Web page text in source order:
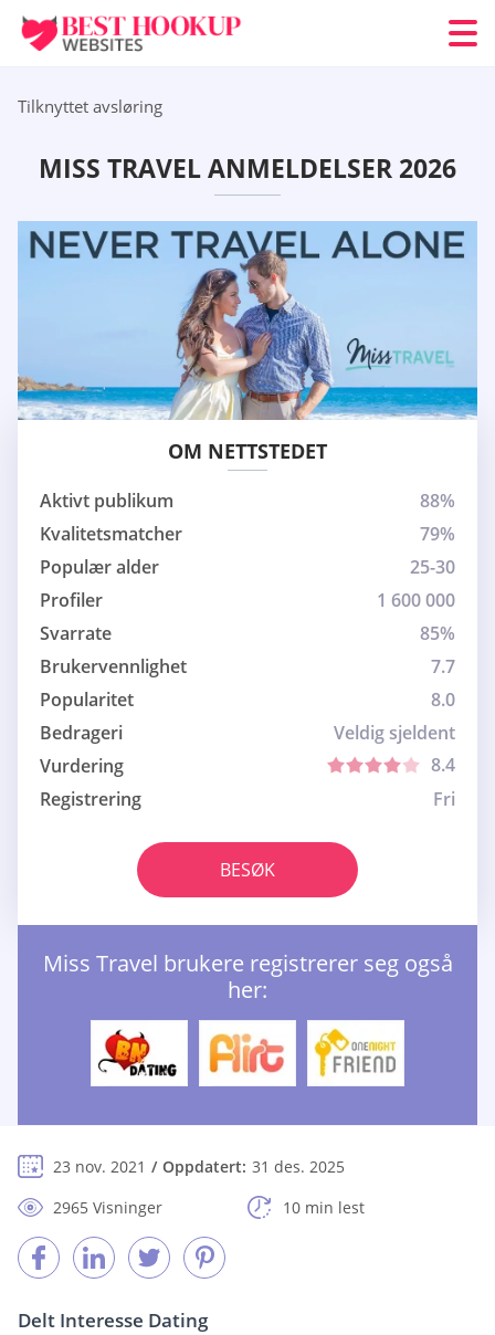
Tilknyttet avsløring
MISS TRAVEL ANMELDELSER 2026
OM NETTSTEDET
Aktivt publikum
88%
Kvalitetsmatcher
79%
Populær alder
25-30
Profiler
1 600 000
Svarrate
85%
Brukervennlighet
7.7
Popularitet
8.0
Bedrageri
Veldig sjeldent
Vurdering
8.4
Registrering
Fri
BESØK
Miss Travel brukere registrerer seg også
her:
23 nov. 2021 Oppdatert: 31 des. 2025
2965 Visninger
10 min lest
Delt Interesse Dating